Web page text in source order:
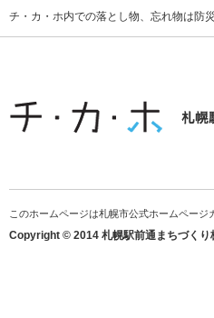
チ・カ・ホ内での落とし物、忘れ物は防
このホームページは札幌市公式ホームページ
Copyright © 2014 札幌駅前通まちづく